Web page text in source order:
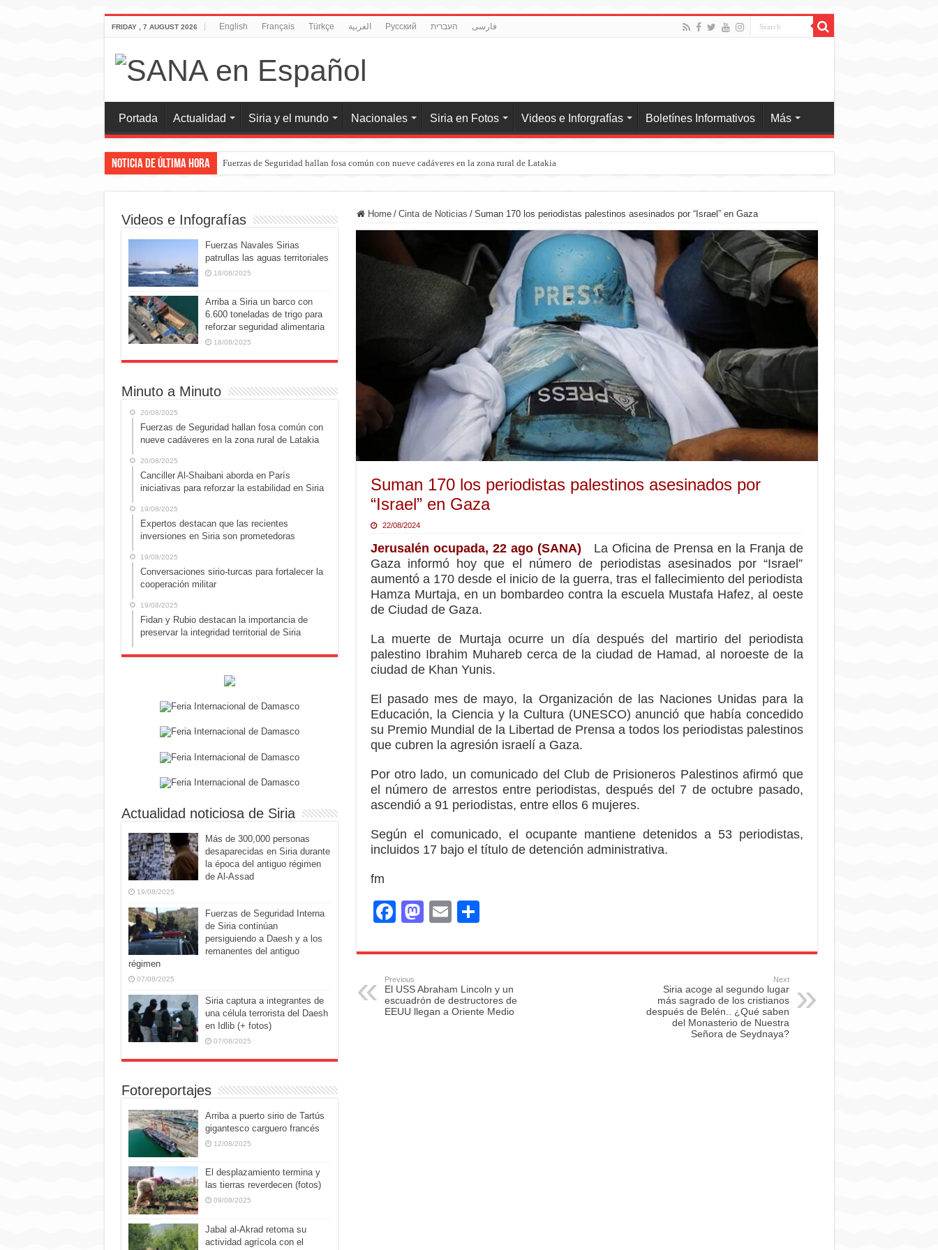
FRIDAY , 7 AUGUST 2026 English Français Türkçe العربية Pусский העברית فارسی
Portada Actualidad Siria y el mundo Nacionales Siria en Fotos Videos e Inforgrafías Boletínes Informativos Más
Noticia de última hora Fuerzas de Seguridad hallan fosa común con nueve cadáveres en la zona rural de Latakia
Home / Cinta de Noticias / Suman 170 los periodistas palestinos asesinados por “Israel” en Gaza
Suman 170 los periodistas palestinos asesinados por
“Israel” en Gaza
22/08/2024
Jerusalén ocupada, 22 ago (SANA) La Oficina de Prensa en la Franja de
Gaza informó hoy que el número de periodistas asesinados por “Israel”
aumentó a 170 desde el inicio de la guerra, tras el fallecimiento del periodista
Hamza Murtaja, en un bombardeo contra la escuela Mustafa Hafez, al oeste
de Ciudad de Gaza.
La muerte de Murtaja ocurre un día después del martirio del periodista
palestino Ibrahim Muhareb cerca de la ciudad de Hamad, al noroeste de la
ciudad de Khan Yunis.
El pasado mes de mayo, la Organización de las Naciones Unidas para la
Educación, la Ciencia y la Cultura (UNESCO) anunció que había concedido
su Premio Mundial de la Libertad de Prensa a todos los periodistas palestinos
que cubren la agresión israelí a Gaza.
Por otro lado, un comunicado del Club de Prisioneros Palestinos afirmó que
el número de arrestos entre periodistas, después del 7 de octubre pasado,
ascendió a 91 periodistas, entre ellos 6 mujeres.
Según el comunicado, el ocupante mantiene detenidos a 53 periodistas,
incluidos 17 bajo el título de detención administrativa.
fm
F
c
e
b
o
M
st
o
d
o
E
ail ar
e
Previous
El USS Abraham Lincoln y un
escuadrón de destructores de
EEUU llegan a Oriente Medio
Next
Siria acoge al segundo lugar
más sagrado de los cristianos
después de Belén.. ¿Qué saben
del Monasterio de Nuestra
Señora de Seydnaya?
Videos e Infografías
Fuerzas Navales Sirias
patrullas las aguas territoriales
18/08/2025
Arriba a Siria un barco con
6.600 toneladas de trigo para
reforzar seguridad alimentaria
18/08/2025
Minuto a Minuto
20/08/2025
Fuerzas de Seguridad hallan fosa común con
nueve cadáveres en la zona rural de Latakia
20/08/2025
Canciller Al-Shaibani aborda en París
iniciativas para reforzar la estabilidad en Siria
19/08/2025
Expertos destacan que las recientes
inversiones en Siria son prometedoras
19/08/2025
Conversaciones sirio-turcas para fortalecer la
cooperación militar
19/08/2025
Fidan y Rubio destacan la importancia de
preservar la integridad territorial de Siria
Actualidad noticiosa de Siria
Más de 300,000 personas
desaparecidas en Siria durante
la época del antiguo régimen
de Al-Assad
19/08/2025
Fuerzas de Seguridad Interna
de Siria continúan
persiguiendo a Daesh y a los
remanentes del antiguo
régimen
07/08/2025
Siria captura a integrantes de
una célula terrorista del Daesh
en Idlib (+ fotos)
07/08/2025
Fotoreportajes
Arriba a puerto sirio de Tartús
gigantesco carguero francés
12/08/2025
El desplazamiento termina y
las tierras reverdecen (fotos)
09/08/2025
Jabal al-Akrad retoma su
actividad agrícola con el